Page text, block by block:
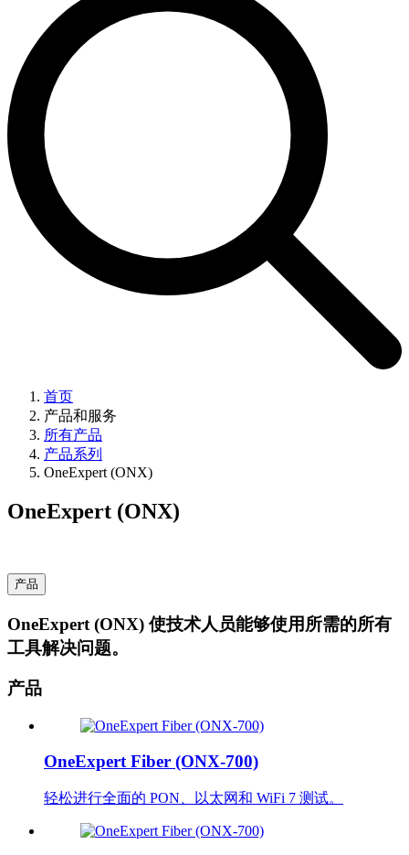
首页
产品和服务
所有产品
产品系列
OneExpert (ONX)
OneExpert (ONX)
产品
OneExpert (ONX) 使技术人员能够使用所需的所有
工具解决问题。
产品
OneExpert Fiber (ONX-700)
轻松进行全面的 PON、以太网和 WiFi 7 测试。